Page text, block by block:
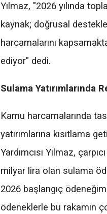
Yılmaz, "2026 yılında
kaynak; doğrusal
harcamalarını
ediyor" dedi.
Sulama Yatırımlarında
Kamu harcamalarında
yatırımlarına kısıtlama
Yardımcısı Yılmaz,
milyar lira olan sulama
2026 başlangıç
ödeneklerle bu rakamın